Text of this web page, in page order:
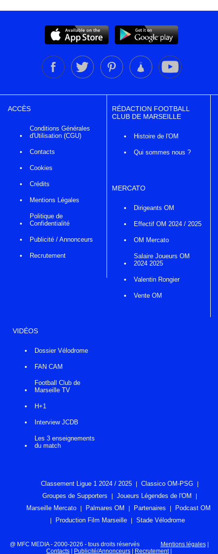
ACCÈS
Conditions Générales
d'Utilisation (CGU)
Contacts
Cookies
Crédits
Mentions Légales
Politique de
Confidentialité
Publicité / Annonceurs
Recrutement
RÉDACTION FOOTBALL
CLUB DE MARSEILLE
Histoire de l'OM
Qui sommes nous ?
MERCATO
Dirigeants OM
Effectif OM 2024 / 2025
OM Mercato
Salaire Joueurs OM
2024 2025
Valentin Rongier
Vente OM
VIDÉOS
Dossier Vélodrome
FAN CAM
Football Club de
Marseille TV
H+1
Interview JCDB
Les 3 enseignements
du match
Classement Ligue 1 2024 / 2025
Classico OM-PSG
Groupes de Supporters
Joueurs Légendes de l'OM
Marseille Mercato
Palmares OM Partenaires
Podcast OM
Production Film Marseille
Stade Vélodrome
@ MFC MEDIA - 2000-2026 - tous droits réservés Mentions légales|
Contacts
Publicité/Annonceurs Recrutement|